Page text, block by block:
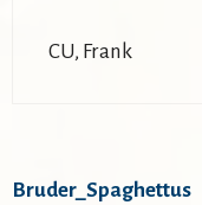
CU, Frank
Bruder_Spaghettus